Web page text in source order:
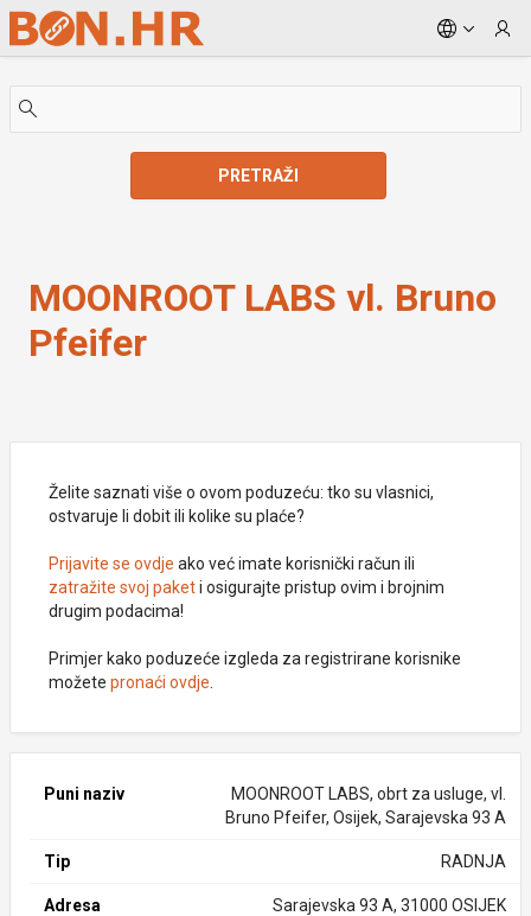
Skip to Main Content
PRETRAŽI
MOONROOT LABS vl. Bruno
Pfeifer
Želite saznati više o ovom poduzeću: tko su vlasnici,
ostvaruje li dobit ili kolike su plaće?
Prijavite se ovdje ako već imate korisnički račun ili
zatražite svoj paketi osigurajte pristup ovim i brojnim
drugim podacima!
Primjer kako poduzeće izgleda za registrirane korisnike
možete pronaći ovdje
Puni naziv
MOONROOT LABS, obrt za usluge, vl.
Bruno Pfeifer, Osijek, Sarajevska 93 A
Tip RADNJA
Adresa Sarajevska 93 A, 31000 OSIJEK